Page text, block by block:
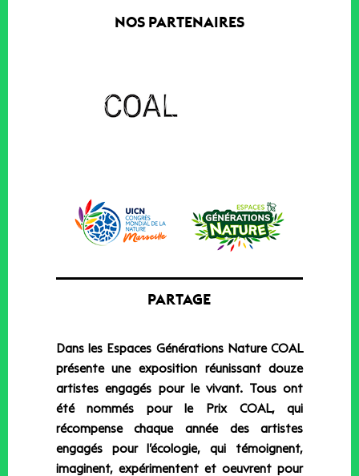
NOS PARTENAIRES
PARTAGE
Dans les Espaces Générations Nature COAL
présente une exposition réunissant douze
artistes engagés pour le vivant. Tous ont
été nommés pour le Prix COAL, qui
récompense chaque année des artistes
engagés pour l’écologie, qui témoignent,
imaginent, expérimentent et oeuvrent pour